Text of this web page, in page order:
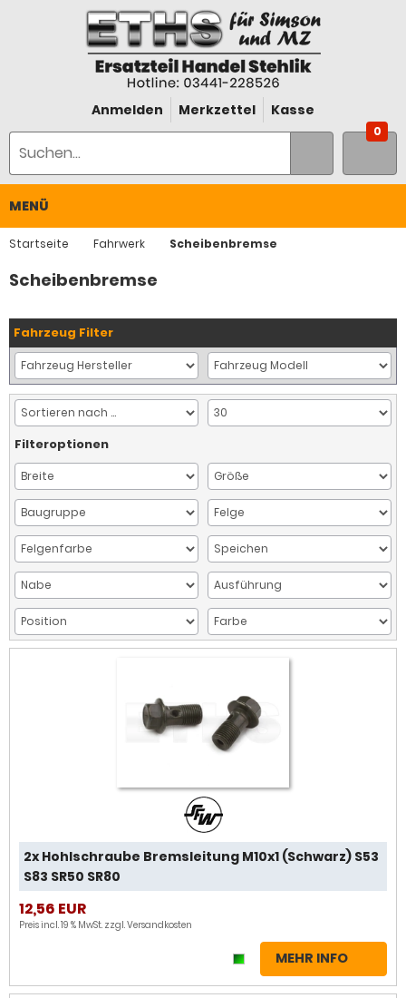
Anmelden Merkzettel Kasse
0
MENÜ
Startseite Fahrwerk Scheibenbremse
Scheibenbremse
Fahrzeug Filter
Filteroptionen
2x Hohlschraube Bremsleitung M10x1 (Schwarz) S53
S83 SR50 SR80
12,56 EUR
Preis incl. 19 % MwSt. zzgl.Versandkosten
MEHR INFO